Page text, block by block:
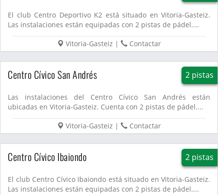
El club Centro Deportivo K2 está situado en Vitoria-Gasteiz.
Las instalaciones están equipadas con 2 pistas de pádel....
Vitoria-Gasteiz | Contactar
Centro Cívico San Andrés 2 pistas
Las instalaciones del Centro Cívico San Andrés están
ubicadas en Vitoria-Gasteiz. Cuenta con 2 pistas de pádel....
Vitoria-Gasteiz | Contactar
Centro Cívico Ibaiondo 2 pistas
El club Centro Cívico Ibaiondo está situado en Vitoria-Gasteiz.
Las instalaciones están equipadas con 2 pistas de pádel....